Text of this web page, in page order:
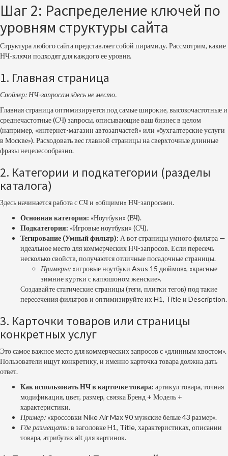
Шаг 2: Распределение ключей по
уровням структуры сайта
Структура любого сайта представляет собой пирамиду. Рассмотрим, какие
НЧ-ключи подходят для каждого ее уровня.
1. Главная страница
Спойлер: НЧ-запросам здесь не место.
Главная страница оптимизируется под самые широкие, высокочастотные и
среднечастотные (СЧ) запросы, описывающие ваш бизнес в целом
(например, «интернет-магазин автозапчастей» или «бухгалтерские услуги
в Москве»). Расходовать вес главной страницы на сверхточные длинные
фразы нецелесообразно.
2. Категории и подкатегории (разделы
каталога)
Здесь начинается работа с СЧ и «общими» НЧ-запросами.
Основная категория: «Ноутбуки» (ВЧ).
Подкатегория: «Игровые ноутбуки» (СЧ).
Тегирование (Умный фильтр): А вот страницы умного фильтра —
идеальное место для коммерческих НЧ-запросов. Если пересечь
несколько свойств, получаются отличные посадочные страницы.
Примеры: «игровые ноутбуки Asus 15 дюймов», «красные
зимние куртки с капюшоном женские».
Создавайте статические страницы (теги, плитки тегов) под такие
пересечения фильтров и оптимизируйте их H1, Title и Description.
3. Карточки товаров или страницы
конкретных услуг
Это самое важное место для коммерческих запросов с «длинным хвостом».
Пользователи ищут конкретику, и именно карточка товара должна дать
ответ.
Как использовать НЧ в карточке товара: артикул товара, точная
модификация, цвет, размер, связка Бренд + Модель +
характеристики.
Пример: «кроссовки Nike Air Max 90 мужские белые 43 размер».
Где размещать:в заголовке H1, Title, характеристиках, описании
товара, атрибутах alt для картинок.